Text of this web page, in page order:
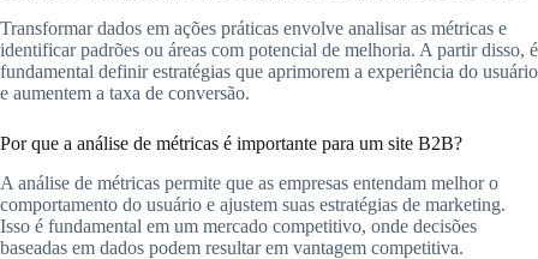
Transformar dados em ações práticas envolve analisar as métricas e
identificar padrões ou áreas com potencial de melhoria. A partir disso, é
fundamental definir estratégias que aprimorem a experiência do usuário
e aumentem a taxa de conversão.
Por que a análise de métricas é importante para um site B2B?
A análise de métricas permite que as empresas entendam melhor o
comportamento do usuário e ajustem suas estratégias de marketing.
Isso é fundamental em um mercado competitivo, onde decisões
baseadas em dados podem resultar em vantagem competitiva.